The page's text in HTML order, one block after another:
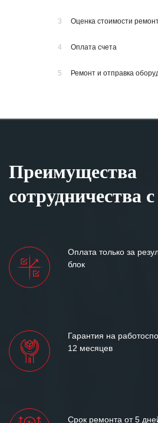
3 Оценка стоимости
4 Оплата счета
5 Ремонт и отправка
Преимущества
сотрудничества
Оплата только за
блок
Гарантия на
12 месяцев
Срок ремонта от 5